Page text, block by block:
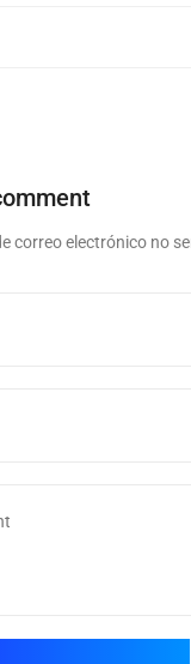
correo electrónico no